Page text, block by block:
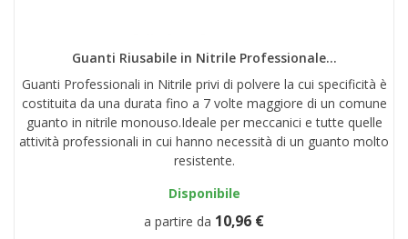
DICONO DI NOIGuanti Riusabile in Nitrile Professionale...
Guanti Professionali in Nitrile privi di polvere la cui specificità è
costituita da una durata fino a 7 volte maggiore di un comune
guanto in nitrile monouso.Ideale per meccanici e tutte quelle
attività professionali in cui hanno necessità di un guanto molto
resistente.
Disponibile
a partire da 10,96 €